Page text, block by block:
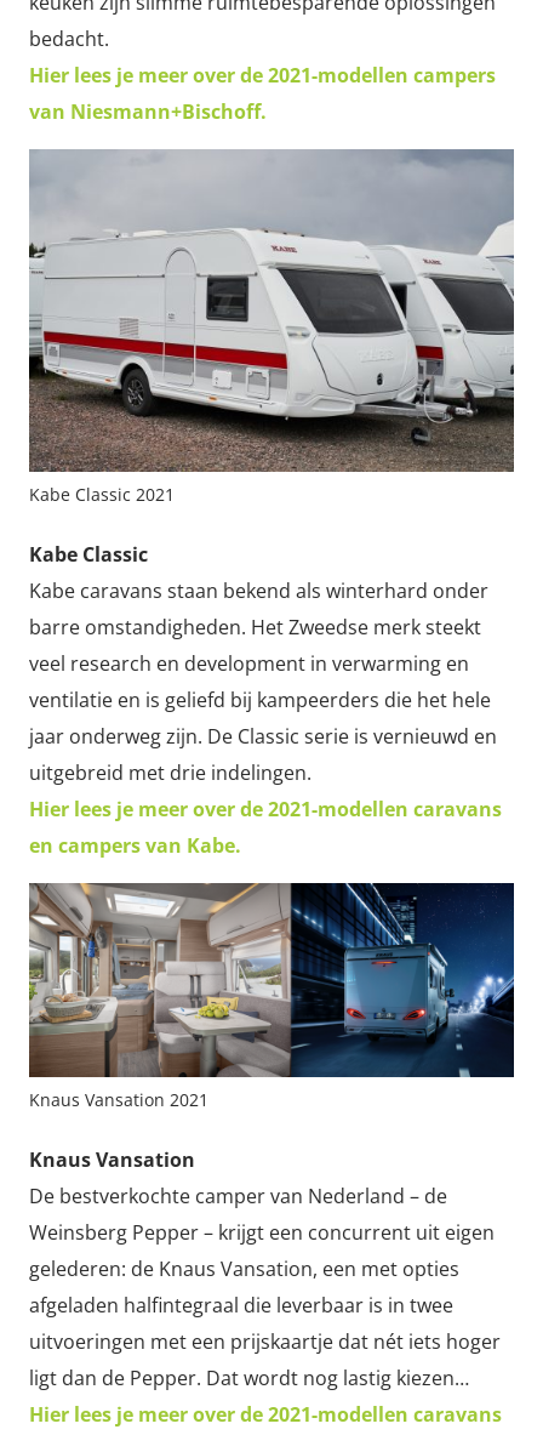
bedacht.
Hier lees je meer over de 2021-modellen campers
van Niesmann+Bischoff.
Kabe Classic 2021
Kabe Classic
Kabe caravans staan bekend als winterhard onder
barre omstandigheden. Het Zweedse merk steekt
veel research en development in verwarming en
ventilatie en is geliefd bij kampeerders die het hele
jaar onderweg zijn. De Classic serie is vernieuwd en
uitgebreid met drie indelingen.
Hier lees je meer over de 2021-modellen caravans
en campers van Kabe.
Knaus Vansation 2021
Knaus Vansation
De bestverkochte camper van Nederland – de
Weinsberg Pepper – krijgt een concurrent uit eigen
gelederen: de Knaus Vansation, een met opties
afgeladen halfintegraal die leverbaar is in twee
uitvoeringen met een prijskaartje dat nét iets hoger
ligt dan de Pepper. Dat wordt nog lastig kiezen…
Hier lees je meer over de 2021-modellen caravans